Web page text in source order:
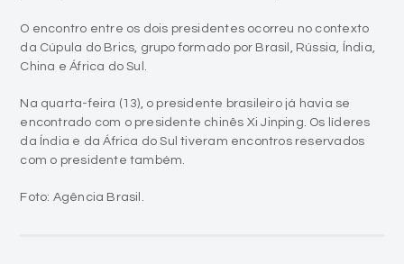
O encontro entre os dois presidentes ocorreu no contexto
da Cúpula do Brics, grupo formado por Brasil, Rússia, Índia,
China e África do Sul.
Na quarta-feira (13), o presidente brasileiro já havia se
encontrado com o presidente chinês Xi Jinping. Os líderes
da Índia e da África do Sul tiveram encontros reservados
com o presidente também.
Foto: Agência Brasil.